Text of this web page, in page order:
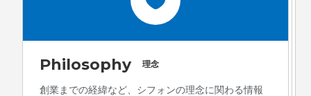
Philosophy 理念
創業までの経緯など、シフォンの理念に関わる情報